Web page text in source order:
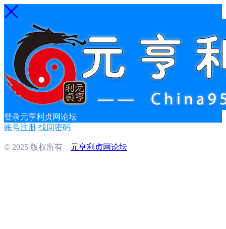
登录元亨利贞网论坛
账号注册 找回密码
© 2025 版权所有 元亨利贞网论坛